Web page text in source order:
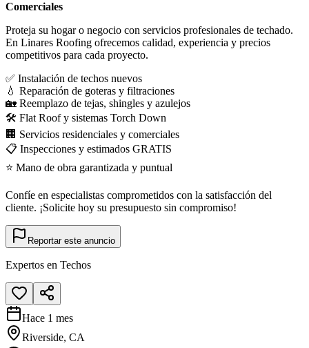
Comerciales
Proteja su hogar o negocio con servicios profesionales de techado.
En Linares Roofing ofrecemos calidad, experiencia y precios
competitivos para cada proyecto.
✅ Instalación de techos nuevos
💧 Reparación de goteras y filtraciones
🏡 Reemplazo de tejas, shingles y azulejos
🛠️ Flat Roof y sistemas Torch Down
🏢 Servicios residenciales y comerciales
📋 Inspecciones y estimados GRATIS
⭐ Mano de obra garantizada y puntual
Confíe en especialistas comprometidos con la satisfacción del
cliente. ¡Solicite hoy su presupuesto sin compromiso!
Reportar este anuncio
Expertos en Techos
Hace 1 mes
Riverside, CA